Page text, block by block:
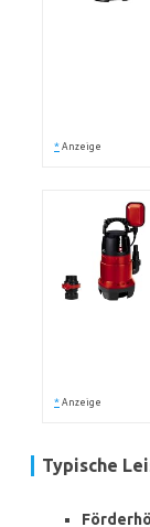
* Anzeige
* Anzeige
Typische